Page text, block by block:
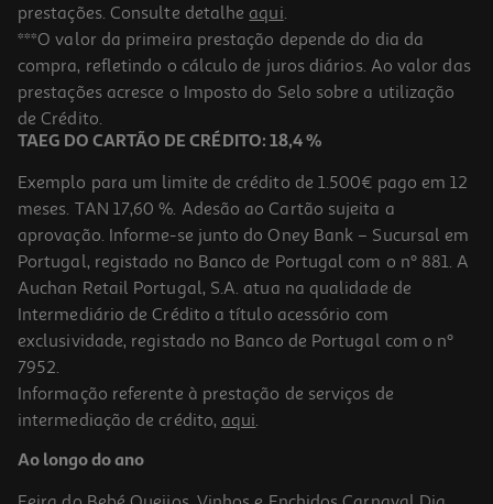
Livro Corte De Espinhos E Rosas - Livro De Colorir De Sarah J.
Maas
14.31 €/un
15,90 € PVP de editor
14,31 €
-10%
Livro O Poder De Deixar Ir De John Purkiss
13.95 €/un
PVP de editor
prestações. Consulte detalhe aqui.
***O valor da primeira prestação depende do dia da
compra, refletindo o cálculo de juros diários. Ao valor das
prestações acresce o Imposto do Selo sobre a utilização
de Crédito.
TAEG DO CARTÃO DE CRÉDITO: 18,4 %
Exemplo para um limite de crédito de 1.500€ pago em 12
meses. TAN 17,60 %. Adesão ao Cartão sujeita a
aprovação. Informe-se junto do Oney Bank – Sucursal em
Portugal, registado no Banco de Portugal com o nº 881. A
Auchan Retail Portugal, S.A. atua na qualidade de
Intermediário de Crédito a título acessório com
exclusividade, registado no Banco de Portugal com o nº
7952.
Informação referente à prestação de serviços de
intermediação de crédito, aqui.
Ao longo do ano